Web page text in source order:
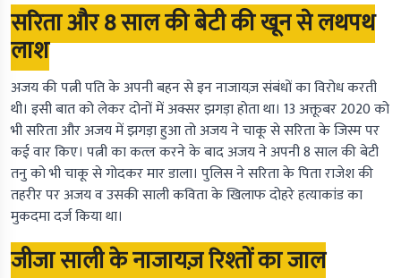
सरिता और 8 साल की बेटी की खून से लथपथ
लाश
अजय की पत्नी पति के अपनी बहन से इन नाजायज़ संबंधों का विरोध करती
थी। इसी बात को लेकर दोनों में अक्सर झगड़ा होता था। 13 अक्तूबर 2020 को
भी सरिता और अजय में झगड़ा हुआ तो अजय ने चाकू से सरिता के जिस्म पर
कई वार किए। पत्नी का कत्ल करने के बाद अजय ने अपनी 8 साल की बेटी
तनु को भी चाकू से गोदकर मार डाला। पुलिस ने सरिता के पिता राजेश की
तहरीर पर अजय व उसकी साली कविता के खिलाफ दोहरे हत्याकांड का
मुकदमा दर्ज किया था।
जीजा साली के नाजायज़ रिश्तों का जाल